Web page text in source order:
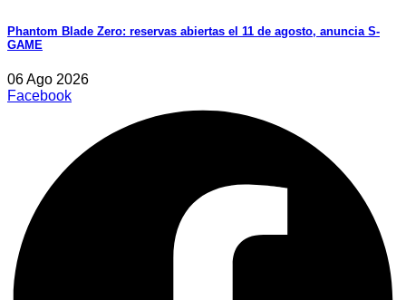
Phantom Blade Zero: reservas abiertas el 11 de agosto, anuncia S-
GAME
06 Ago 2026
Facebook